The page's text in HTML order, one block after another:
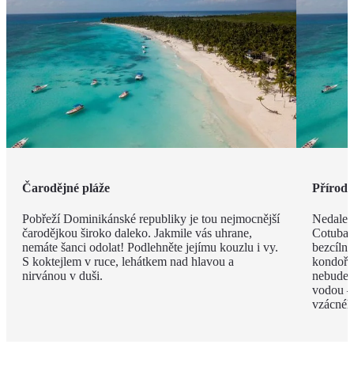
Čarodějné pláže
Pobřeží Dominikánské republiky je tou nejmocnější
čarodějkou široko daleko. Jakmile vás uhrane,
nemáte šanci odolat! Podlehněte jejímu kouzlu i vy.
S koktejlem v ruce, lehátkem nad hlavou a
nirvánou v duši.
vodou